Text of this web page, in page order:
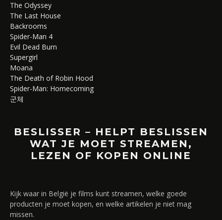
The Odyssey
The Last House
Backrooms
Spider-Man 4
Evil Dead Burn
Supergirl
Moana
The Death of Robin Hood
Spider-Man: Homecoming
군체
BESLISSER – HELPT BESLISSEN
WAT JE MOET STREAMEN,
LEZEN OF KOPEN ONLINE
Kijk waar in België je films kunt streamen, welke goede
producten je moet kopen, en welke artikelen je niet mag
missen.